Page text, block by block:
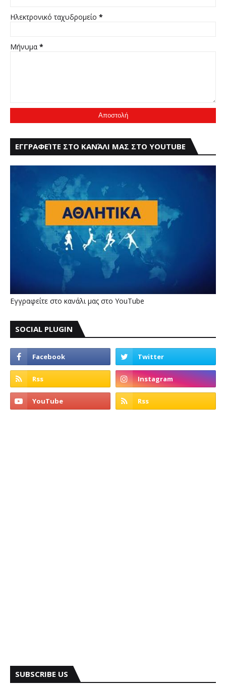
Ηλεκτρονικό ταχυδρομείο *
Μήνυμα *
ΕΓΓΡΑΦΕΊΤΕ ΣΤΟ ΚΑΝΆΛΙ ΜΑΣ ΣΤΟ YOUTUBE
Εγγραφείτε στο κανάλι μας στο YouTube
SOCIAL PLUGIN
SUBSCRIBE US